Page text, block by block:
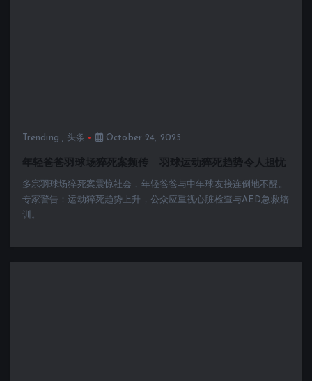
Trending , 头条 October 24, 2025
年轻爸爸羽球场猝死案频传 羽球运动猝死趋势令人担忧
多宗羽球场猝死案震惊社会，年轻爸爸与中年球友接连倒地不醒。
专家警告：运动猝死趋势上升，公众应重视心脏检查与AED急救培
训。